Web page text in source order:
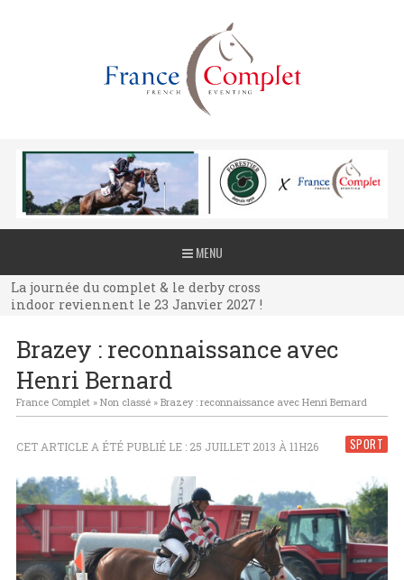
MENU
La journée du complet & le derby cross
indoor reviennent le 23 Janvier 2027 !
La journée du complet & le derby cross
indoor reviennent le 23 Janvier 2027 !
indoor reviennent le 23 Janvier 2027 !
Brazey : reconnaissance avec
Henri Bernard
France Complet» Non classé» Brazey : reconnaissance avec Henri Bernard
SPORT
CET ARTICLE A ÉTÉ PUBLIÉ LE : 25 JUILLET 2013 À 11H26